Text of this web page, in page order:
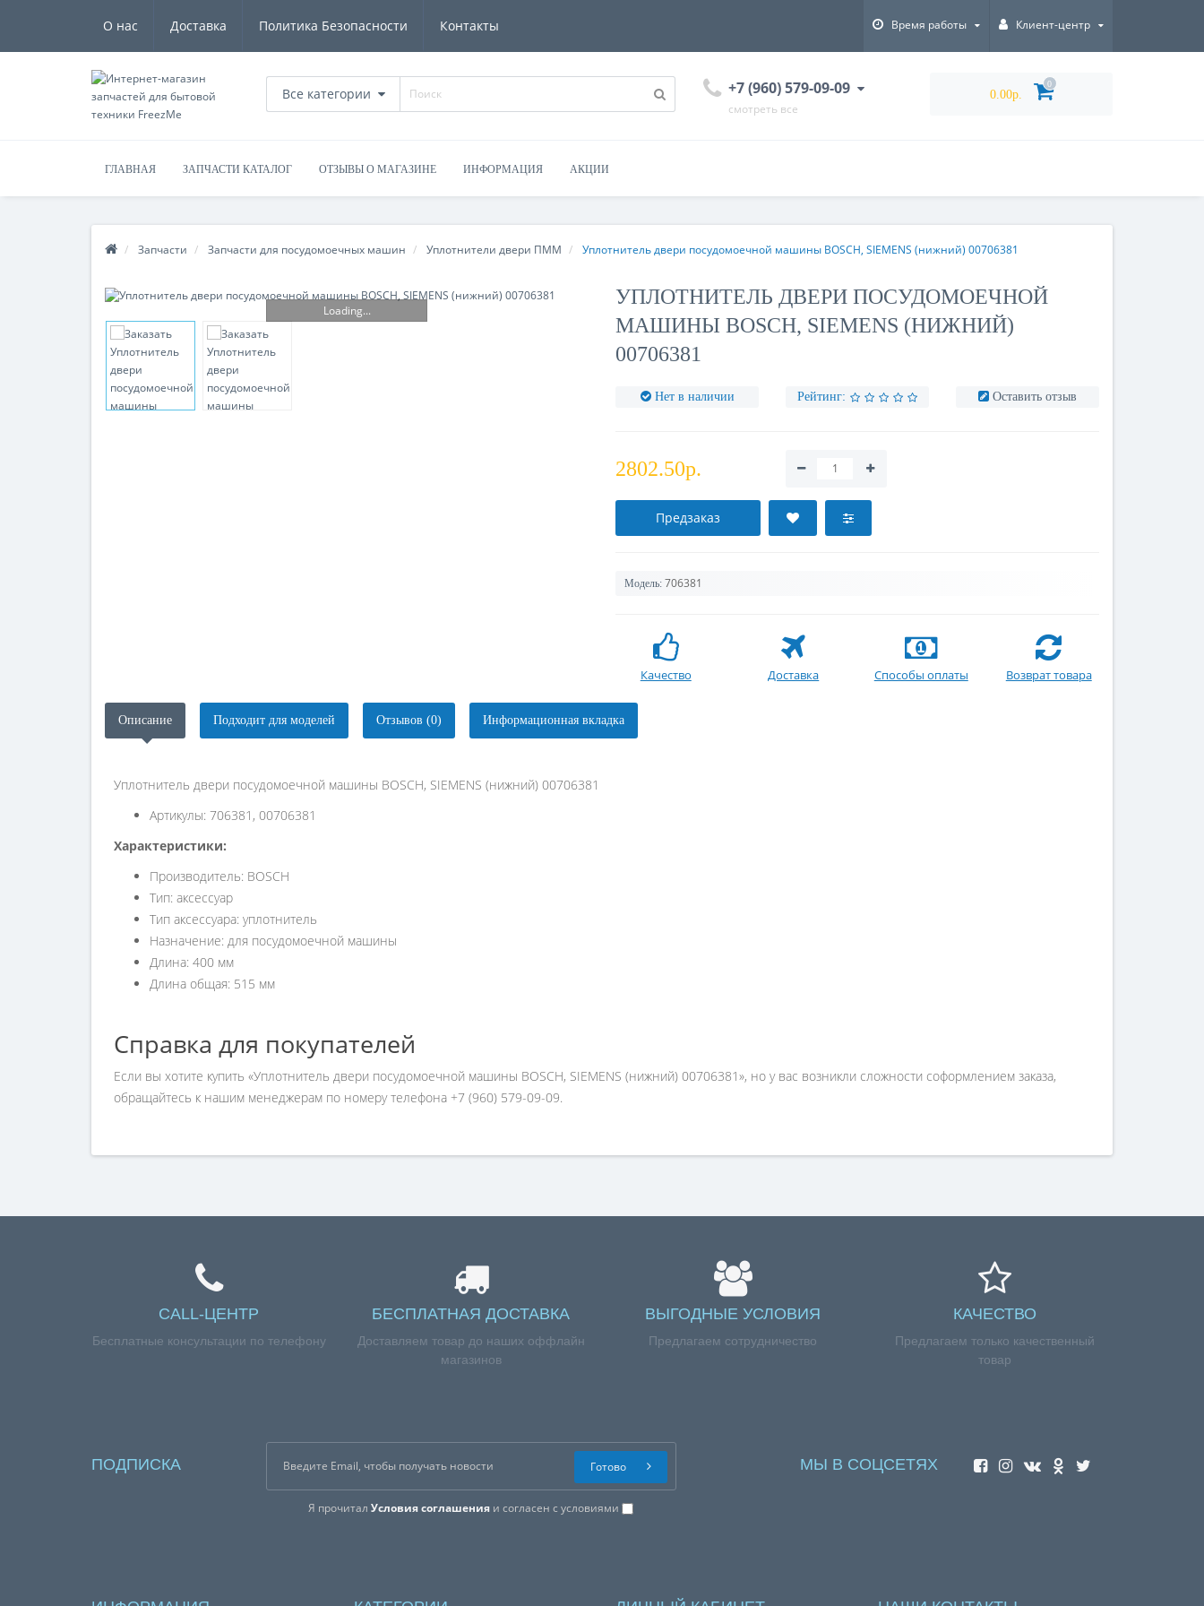
О нас Доставка Политика Безопасности Контакты Время работы Клиент-центр
Все категории +7 (960) 579-09-09
смотреть все
0.00р.
0
ГЛАВНАЯ ЗАПЧАСТИ КАТАЛОГ ОТЗЫВЫ О МАГАЗИНЕ ИНФОРМАЦИЯ АКЦИИ
Запчасти Запчасти для посудомоечных машин Уплотнители двери ПММ Уплотнитель двери посудомоечной машины BOSCH, SIEMENS (нижний) 00706381
Loading...
УПЛОТНИТЕЛЬ ДВЕРИ ПОСУДОМОЕЧНОЙ
МАШИНЫ BOSCH, SIEMENS (НИЖНИЙ)
00706381
Нет в наличии Рейтинг: Оставить отзыв
2802.50р.
Предзаказ
Модель: 706381
Качество Доставка Способы оплаты Возврат товара
Описание Подходит для моделей Отзывов (0) Информационная вкладка
Уплотнитель двери посудомоечной машины BOSCH, SIEMENS (нижний) 00706381
Артикулы: 706381, 00706381
Характеристики:
Производитель: BOSCH
Тип: аксессуар
Тип аксессуара: уплотнитель
Назначение: для посудомоечной машины
Длина: 400 мм
Длина общая: 515 мм
Справка для покупателей
Если вы хотите купить «Уплотнитель двери посудомоечной машины BOSCH, SIEMENS (нижний) 00706381», но у вас возникли сложности соформлением заказа,
обращайтесь к нашим менеджерам по номеру телефона +7 (960) 579-09-09.
CALL-ЦЕНТР
Бесплатные консультации по телефону
БЕСПЛАТНАЯ ДОСТАВКА
Доставляем товар до наших оффлайн
магазинов
ВЫГОДНЫЕ УСЛОВИЯ
Предлагаем сотрудничество
КАЧЕСТВО
Предлагаем только качественный
товар
ПОДПИСКА
Я прочиталУсловия соглашения и согласен с условиями
Готово МЫ В СОЦСЕТЯХ